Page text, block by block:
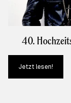
40.
Jetzt lesen!